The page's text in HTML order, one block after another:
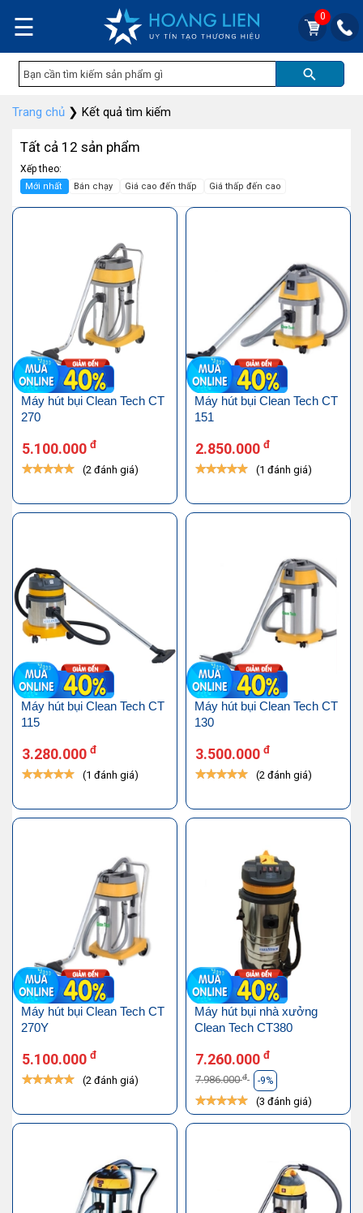
☰ 0
Trang chủ ❯ Kết quả tìm kiếm
Tất cả 12 sản phẩm
Xếp theo:
Mới nhất Bán chạy Giá cao đến thấp Giá thấp đến cao
Máy hút bụi Clean Tech CT
270
5.100.000 đ
(2 đánh giá)
Máy hút bụi Clean Tech CT
151
2.850.000 đ
(1 đánh giá)
Máy hút bụi Clean Tech CT
115
3.280.000 đ
(1 đánh giá)
Máy hút bụi Clean Tech CT
130
3.500.000 đ
(2 đánh giá)
Máy hút bụi Clean Tech CT
270Y
5.100.000 đ
(2 đánh giá)
Máy hút bụi nhà xưởng
Clean Tech CT380
7.260.000 đ
7.986.000đ -9%
(3 đánh giá)